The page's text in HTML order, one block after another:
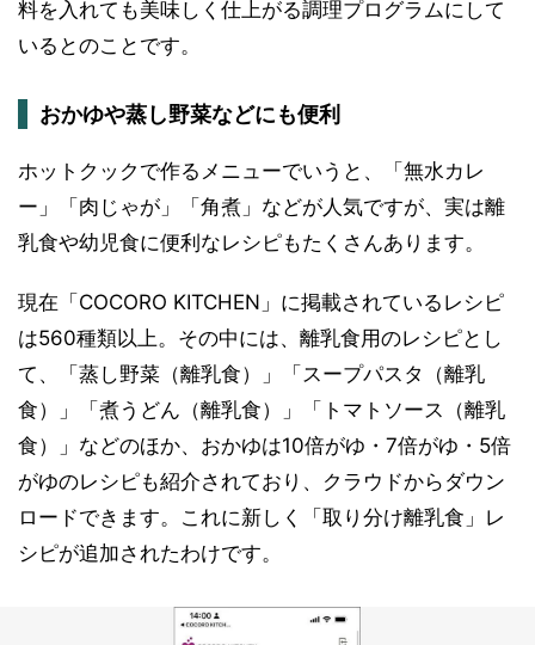
料を入れても美味しく仕上がる調理プログラムにして
いるとのことです。
おかゆや蒸し野菜などにも便利
ホットクックで作るメニューでいうと、「無水カレ
ー」「肉じゃが」「角煮」などが人気ですが、実は離
乳食や幼児食に便利なレシピもたくさんあります。
現在「COCORO KITCHEN」に掲載されているレシピ
は560種類以上。その中には、離乳食用のレシピとし
て、「蒸し野菜（離乳食）」「スープパスタ（離乳
食）」「煮うどん（離乳食）」「トマトソース（離乳
食）」などのほか、おかゆは10倍がゆ・7倍がゆ・5倍
がゆのレシピも紹介されており、クラウドからダウン
ロードできます。これに新しく「取り分け離乳食」レ
シピが追加されたわけです。